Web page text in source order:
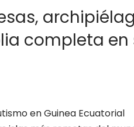
completa en
en Guinea Ecuatorial